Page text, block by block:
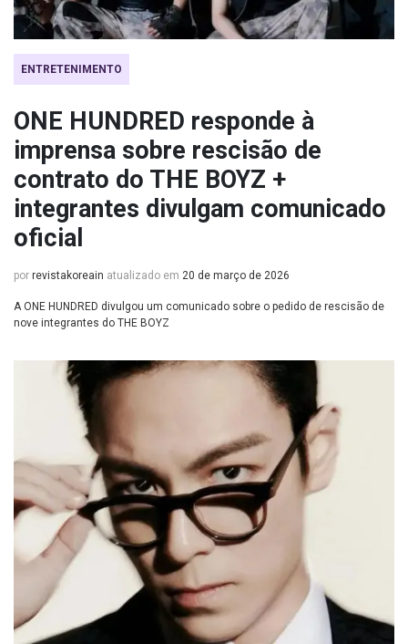
ENTRETENIMENTO
ONE HUNDRED responde à
imprensa sobre rescisão de
contrato do THE BOYZ +
integrantes divulgam comunicado
oficial
por revistakoreain atualizado em 20 de março de 2026
A ONE HUNDRED divulgou um comunicado sobre o pedido de rescisão de
nove integrantes do THE BOYZ